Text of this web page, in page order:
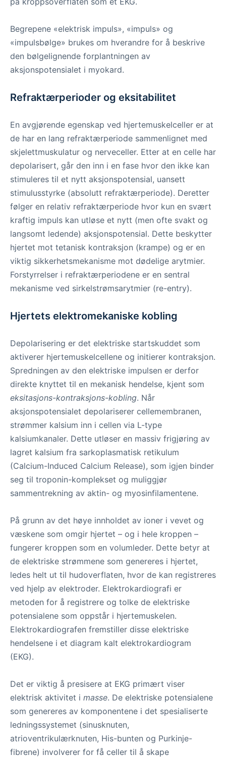
Begrepene «elektrisk impuls», «impuls» og
«impulsbølge» brukes om hverandre for å beskrive
den bølgelignende forplantningen av
aksjonspotensialet i myokard.
Refraktærperioder og eksitabilitet
En avgjørende egenskap ved hjertemuskelceller er at
de har en lang refraktærperiode sammenlignet med
skjelettmuskulatur og nerveceller. Etter at en celle har
depolarisert, går den inn i en fase hvor den ikke kan
stimuleres til et nytt aksjonspotensial, uansett
stimulusstyrke (absolutt refraktærperiode). Deretter
følger en relativ refraktærperiode hvor kun en svært
kraftig impuls kan utløse et nytt (men ofte svakt og
langsomt ledende) aksjonspotensial. Dette beskytter
hjertet mot tetanisk kontraksjon (krampe) og er en
viktig sikkerhetsmekanisme mot dødelige arytmier.
Forstyrrelser i refraktærperiodene er en sentral
mekanisme ved sirkelstrømsarytmier (re-entry).
Hjertets elektromekaniske kobling
Depolarisering er det elektriske startskuddet som
aktiverer hjertemuskelcellene og initierer kontraksjon.
Spredningen av den elektriske impulsen er derfor
direkte knyttet til en mekanisk hendelse, kjent som
eksitasjons-kontraksjons-kobling. Når
aksjonspotensialet depolariserer cellemembranen,
strømmer kalsium inn i cellen via L-type
kalsiumkanaler. Dette utløser en massiv frigjøring av
lagret kalsium fra sarkoplasmatisk retikulum
(Calcium-Induced Calcium Release), som igjen binder
seg til troponin-komplekset og muliggjør
sammentrekning av aktin- og myosinfilamentene.
På grunn av det høye innholdet av ioner i vevet og
væskene som omgir hjertet – og i hele kroppen –
fungerer kroppen som en volumleder. Dette betyr at
de elektriske strømmene som genereres i hjertet,
ledes helt ut til hudoverflaten, hvor de kan registreres
ved hjelp av elektroder. Elektrokardiografi er
metoden for å registrere og tolke de elektriske
potensialene som oppstår i hjertemuskelen.
Elektrokardiografen fremstiller disse elektriske
hendelsene i et diagram kalt elektrokardiogram
(EKG).
Det er viktig å presisere at EKG primært viser
elektrisk aktivitet i masse. De elektriske potensialene
som genereres av komponentene i det spesialiserte
ledningssystemet (sinusknuten,
atrioventrikulærknuten, His-bunten og Purkinje-
fibrene) involverer for få celler til å skape